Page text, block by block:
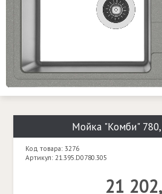
Мойка "Комби" 780,
Код товара: 3276
Артикул: 21.395.D0780.305
21